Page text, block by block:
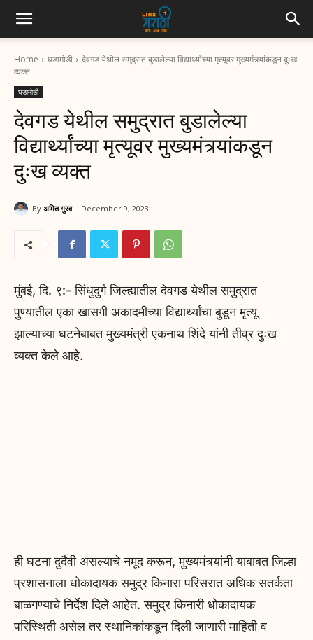
Home घडामोडी
देवगड येथील समुद्रात बुडालेल्या विद्यार्थ्यांच्या मृत्यूवर मुख्यमंत्र्यांकडून दुःख
व्यक्त
घडामोडी
देवगड येथील समुद्रात बुडालेल्या
विद्यार्थ्यांच्या मृत्यूवर मुख्यमंत्र्यांकडून
दुःख व्यक्त
By अमित गुरव December 9, 2023
मुंबई, दि. ९:- सिंधुदुर्ग जिल्ह्यातील देवगड येथील समुद्रात
पुण्यातील एका खासगी अकादमीच्या विद्यार्थ्यांचा बुडून मृत्यू
झाल्याच्या घटनेबाबत मुख्यमंत्री एकनाथ शिंदे यांनी तीव्र दुःख
व्यक्त केले आहे.
ही घटना दुर्दैवी असल्याचे नमूद करून, मुख्यमंत्र्यांनी याबाबत जिल्हा
प्रशासनाला धोकादायक समुद्र किनारा परिसरात अधिक सतर्कता
बाळगण्याचे निर्देश दिले आहेत. समुद्र किनारी धोकादायक
परिस्थिती असेल तर स्थानिकांकडून दिली जाणारी माहिती व